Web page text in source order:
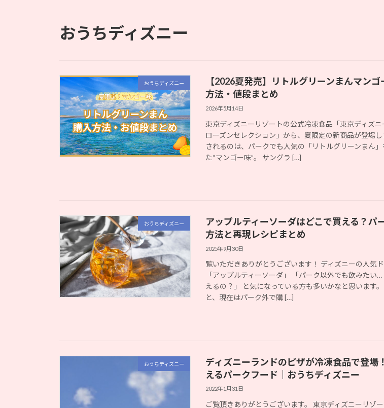
おうちディズニー
おうちディズニー
【2026夏発売】リトルグリーンまんマンゴ
方法・値段まとめ
2026年5月14日
東京ディズニーリゾートの公式冷凍食品「東京ディズニ
ローズンセレクション」から、夏限定の新商品が登場
されるのは、パークでも人気の「リトルグリーンまん
た“マンゴー味”。 サングラ […]
おうちディズニー
アップルティーソーダはどこで買える？パ
方法と再現レシピまとめ
2025年9月30日
覧いただきありがとうございます！ ディズニーの人気
「アップルティーソーダ」 「パーク以外でも飲みたい
えるの？」 と気になっている方も多いかなと思います
と、現在はパーク外で購 […]
おうちディズニー
ディズニーランドのピザが冷凍食品で登場
えるパークフード｜おうちディズニー
2022年1月31日
ご覧頂きありがとうございます。 東京ディズニーリゾ